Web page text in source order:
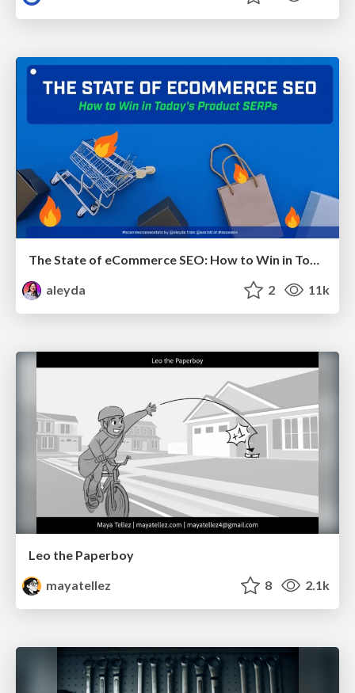
The State of eCommerce SEO: How to Win in Today's Products SERPs - #SEOweek
aleyda
2 11k
Leo the Paperboy
mayatellez
8 2.1k